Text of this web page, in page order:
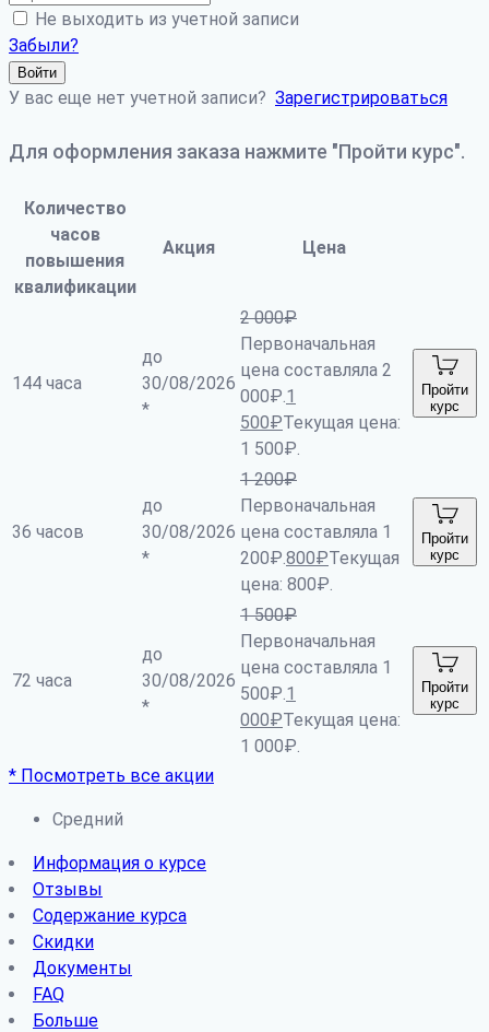
Не выходить из учетной записи
Забыли?
Войти
У вас еще нет учетной записи? Зарегистрироваться
Для оформления заказа нажмите "Пройти курс".
Количество
часов
повышения
квалификации
Акция Цена
144 часа
до
30/08/2026
*
2 000₽
Первоначальная
цена составляла 2
000₽.1
500₽Текущая цена:
1 500₽.
Пройти
курс
36 часов
до
30/08/2026
*
1 200₽
Первоначальная
цена составляла 1
200₽.800₽Текущая
цена: 800₽.
Пройти
курс
72 часа
до
30/08/2026
*
1 500₽
Первоначальная
цена составляла 1
500₽.1
000₽Текущая цена:
1 000₽.
Пройти
курс
* Посмотреть все акции
Средний
Информация о курсе
Отзывы
Содержание курса
Скидки
Документы
FAQ
Больше